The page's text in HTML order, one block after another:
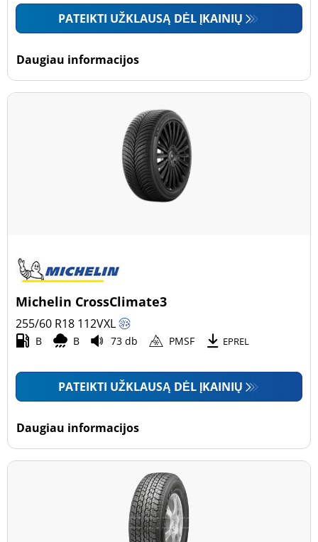
PATEIKTI UŽKLAUSĄ DĖL ĮKAINIŲ
Daugiau informacijos
Michelin CrossClimate3
255/60 R18 112VXL
B B 73 db PMSF EPREL
PATEIKTI UŽKLAUSĄ DĖL ĮKAINIŲ
Daugiau informacijos